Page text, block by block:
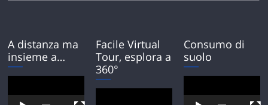
A distanza ma
insieme a…
Player
Facile Virtual
Tour, esplora a
360°
Consumo di
suolo
Player